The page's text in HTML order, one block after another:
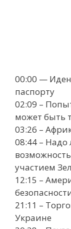
00:00 —
паспорту
02:09 –
может быть
03:26 –
08:44 –
участием
12:15 –
21:11 –
Украине